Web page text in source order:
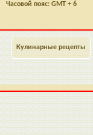
Часовой пояс: GMT + 6
Кулинарные рецепты